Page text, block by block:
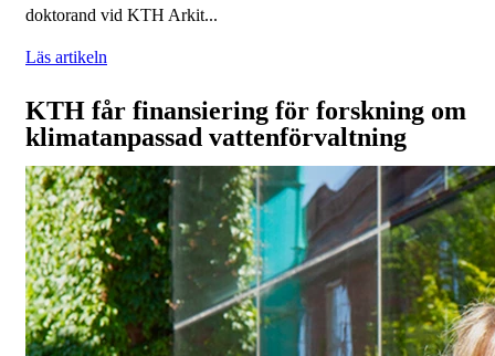
doktorand vid KTH Arkit...
Läs artikeln
KTH får finansiering för forskning om
klimatanpassad vattenförvaltning